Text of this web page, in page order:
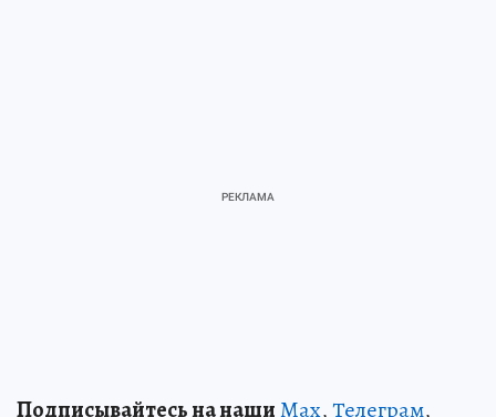
Подписывайтесь на нашиMax,Телеграм,